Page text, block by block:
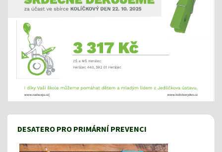
DESATERO PRO PRIMÁRNÍ PREVENCI